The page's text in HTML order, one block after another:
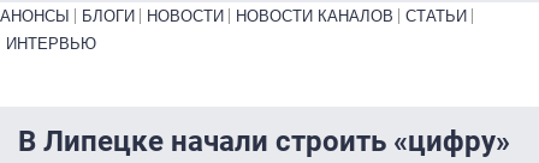
Primary links bottom
АНОНСЫ БЛОГИ НОВОСТИ НОВОСТИ КАНАЛОВ
СТАТЬИ
ИНТЕРВЬЮ
В Липецке начали строить «цифру»